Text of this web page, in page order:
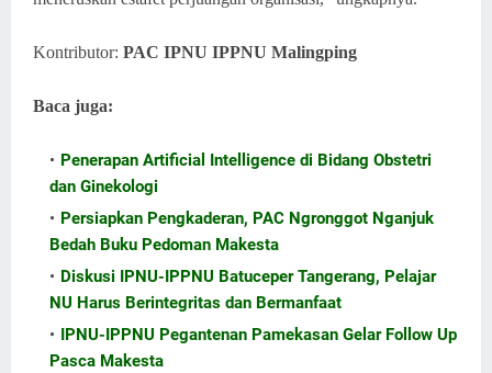
Kontributor: PAC IPNU IPPNU Malingping
Baca juga:
Penerapan Artificial Intelligence di Bidang Obstetri
dan Ginekologi
Persiapkan Pengkaderan, PAC Ngronggot Nganjuk
Bedah Buku Pedoman Makesta
Diskusi IPNU-IPPNU Batuceper Tangerang, Pelajar
NU Harus Berintegritas dan Bermanfaat
IPNU-IPPNU Pegantenan Pamekasan Gelar Follow Up
Pasca Makesta